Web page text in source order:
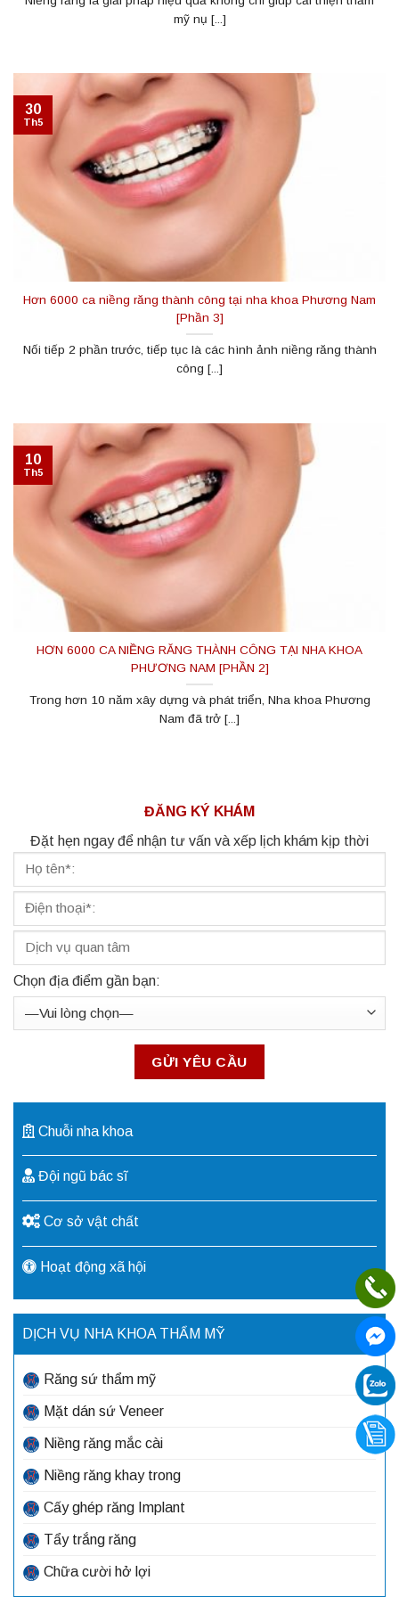
mỹ nụ [...]
Hơn 6000 ca niềng răng thành công tại nha khoa Phương Nam
[Phần 3]
Nối tiếp 2 phần trước, tiếp tục là các hình ảnh niềng răng thành
công [...]
30
Th5
HƠN 6000 CA NIỀNG RĂNG THÀNH CÔNG TẠI NHA KHOA
PHƯƠNG NAM [PHẦN 2]
Trong hơn 10 năm xây dựng và phát triển, Nha khoa Phương
Nam đã trở [...]
10
Th5
ĐĂNG KÝ KHÁM
Đặt hẹn ngay để nhận tư vấn và xếp lịch khám kịp thời
Chọn địa điểm gần bạn:
Chuỗi nha khoa
Đội ngũ bác sĩ
Cơ sở vật chất
Hoạt động xã hội
DỊCH VỤ NHA KHOA THẨM MỸ
Răng sứ thẩm mỹ
Mặt dán sứ Veneer
Niềng răng mắc cài
Niềng răng khay trong
Cấy ghép răng Implant
Tẩy trắng răng
Chữa cười hở lợi